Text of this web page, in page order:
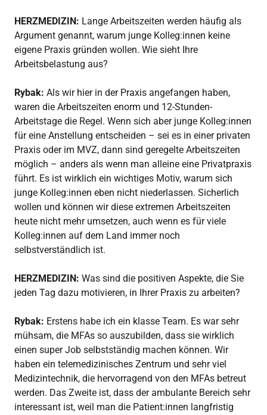
HERZMEDIZIN: Lange Arbeitszeiten werden häufig als
Argument genannt, warum junge Kolleg:innen keine
eigene Praxis gründen wollen. Wie sieht Ihre
Arbeitsbelastung aus?
Rybak: Als wir hier in der Praxis angefangen haben,
waren die Arbeitszeiten enorm und 12-Stunden-
Arbeitstage die Regel. Wenn sich aber junge Kolleg:innen
für eine Anstellung entscheiden – sei es in einer privaten
Praxis oder im MVZ, dann sind geregelte Arbeitszeiten
möglich – anders als wenn man alleine eine Privatpraxis
führt. Es ist wirklich ein wichtiges Motiv, warum sich
junge Kolleg:innen eben nicht niederlassen. Sicherlich
wollen und können wir diese extremen Arbeitszeiten
heute nicht mehr umsetzen, auch wenn es für viele
Kolleg:innen auf dem Land immer noch
selbstverständlich ist.
HERZMEDIZIN: Was sind die positiven Aspekte, die Sie
jeden Tag dazu motivieren, in Ihrer Praxis zu arbeiten?
Rybak: Erstens habe ich ein klasse Team. Es war sehr
mühsam, die MFAs so auszubilden, dass sie wirklich
einen super Job selbstständig machen können. Wir
haben ein telemedizinisches Zentrum und sehr viel
Medizintechnik, die hervorragend von den MFAs betreut
werden. Das Zweite ist, dass der ambulante Bereich sehr
interessant ist, weil man die Patient:innen langfristig